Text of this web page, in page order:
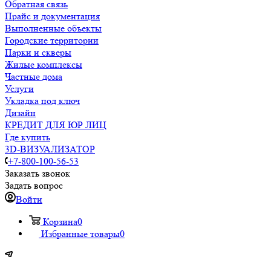
Обратная связь
Прайс и документация
Выполненные объекты
Городские территории
Парки и скверы
Жилые комплексы
Частные дома
Услуги
Укладка под ключ
Дизайн
КРЕДИТ ДЛЯ ЮР ЛИЦ
Где купить
3D-ВИЗУАЛИЗАТОР
+7-800-100-56-53
Заказать звонок
Задать вопрос
Войти
Корзина0
Избранные товары0